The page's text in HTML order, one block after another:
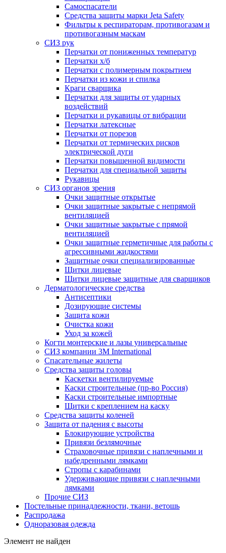
Самоспасатели
Средства защиты марки Jeta Safety
Фильтры к респираторам, противогазам и
противогазным маскам
СИЗ рук
Перчатки от пониженных температур
Перчатки х/б
Перчатки с полимерным покрытием
Перчатки из кожи и спилка
Краги сварщика
Перчатки для защиты от ударных
воздействий
Перчатки и рукавицы от вибрации
Перчатки латексные
Перчатки от порезов
Перчатки от термических рисков
электрической дуги
Перчатки повышенной видимости
Перчатки для специальной защиты
Рукавицы
СИЗ органов зрения
Очки защитные открытые
Очки защитные закрытые с непрямой
вентиляцией
Очки защитные закрытые с прямой
вентиляцией
Очки защитные герметичные для работы с
агрессивными жидкостями
Защитные очки специализированные
Щитки лицевые
Щитки лицевые защитные для сварщиков
Дерматологические средства
Антисептики
Дозирующие системы
Защита кожи
Очистка кожи
Уход за кожей
Когти монтерские и лазы универсальные
СИЗ компании 3М International
Спасательные жилеты
Средства защиты головы
Каскетки вентилируемые
Каски строительные (пр-во Россия)
Каски строительные импортные
Щитки с креплением на каску
Средства защиты коленей
Защита от падения с высоты
Блокирующие устройства
Привязи безлямочные
Страховочные привязи с наплечными и
набедренными лямками
Стропы с карабинами
Удерживающие привязи с наплечными
лямками
Прочие СИЗ
Постельные принадлежности, ткани, ветошь
Распродажа
Одноразовая одежда
Элемент не найден